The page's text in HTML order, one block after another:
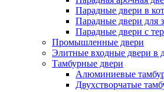
Парадные двери в
Парадные двери для
Парадные двери с
Промышленные двери
Элитные входные двери в
Тамбурные двери
Алюминиевые
Двухстворчатые